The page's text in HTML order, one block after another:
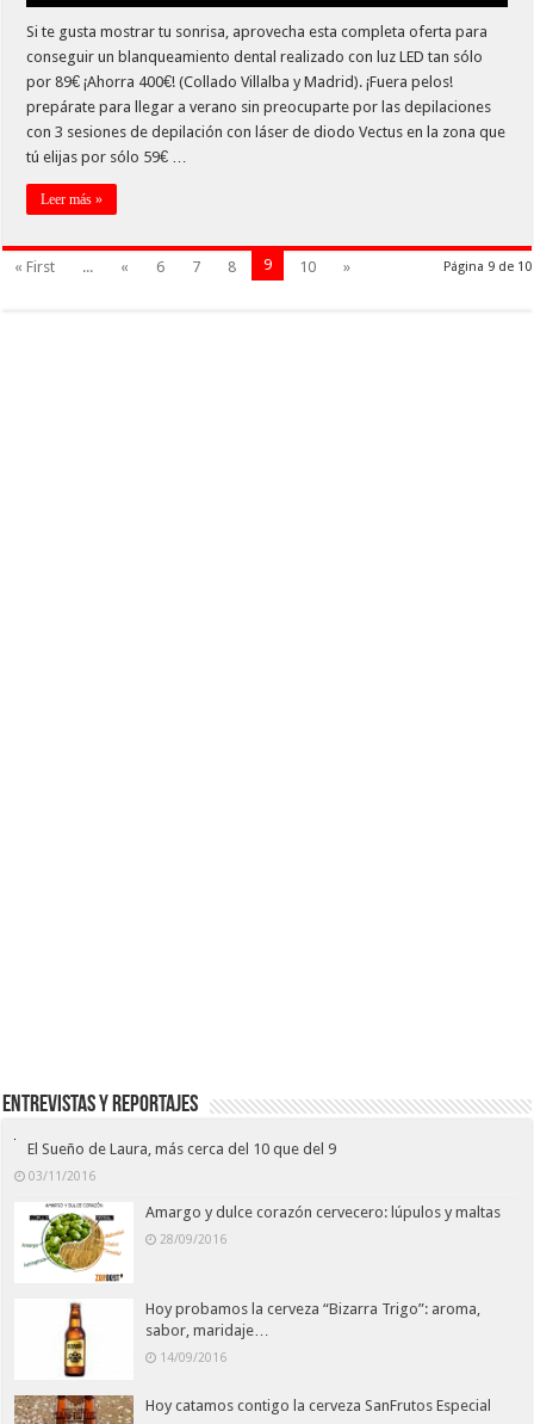
Si te gusta mostrar tu sonrisa, aprovecha esta completa oferta para
conseguir un blanqueamiento dental realizado con luz LED tan sólo
por 89€ ¡Ahorra 400€! (Collado Villalba y Madrid). ¡Fuera pelos!
prepárate para llegar a verano sin preocuparte por las depilaciones
con 3 sesiones de depilación con láser de diodo Vectus en la zona que
tú elijas por sólo 59€ …
Leer más »
Página 9 de 10
« First ... « 6 7 8 9 10 »
Entrevistas y Reportajes
El Sueño de Laura, más cerca del 10 que del 9
03/11/2016
Amargo y dulce corazón cervecero: lúpulos y maltas
28/09/2016
Hoy probamos la cerveza “Bizarra Trigo”: aroma,
sabor, maridaje…
14/09/2016
Hoy catamos contigo la cerveza SanFrutos Especial